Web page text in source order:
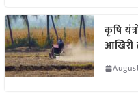
कृषि
आखिरी